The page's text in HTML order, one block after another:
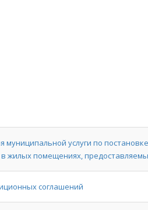
услуги по
жилых помещениях,
соглашений